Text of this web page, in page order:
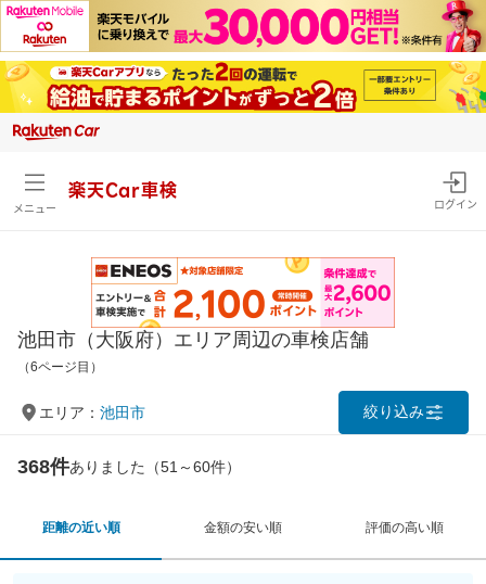
メニュー
楽天Car車検
ログイン
池田市（大阪府）エリア周辺の車検店舗
（6ページ目）
エリア： 池田市 絞り込み
368件ありました（51～60件）
距離の近い順 金額の安い順 評価の高い順